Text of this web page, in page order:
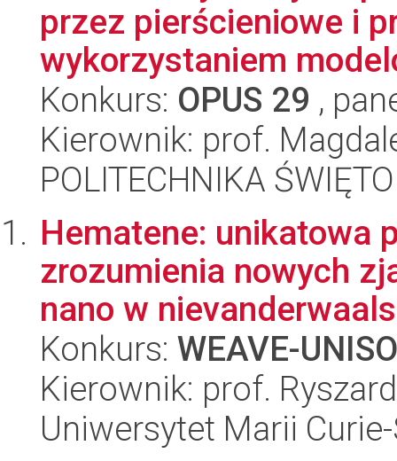
przez pierścieniowe i
wykorzystaniem
Konkurs: OPUS 29 ,
Kierownik: prof.
POLITECHNIKA
Hematene: unikatowa
zrozumienia nowych
nano w
Konkurs: WEAVE-
Kierownik: prof.
Uniwersytet Marii